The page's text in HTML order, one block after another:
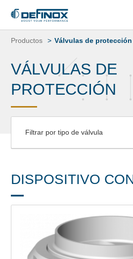
Saltar
Productos Válvulas de protección
VÁLVULAS DE
PROTECCIÓN
Filtrar por tipo de válvula
DISPOSITIVO